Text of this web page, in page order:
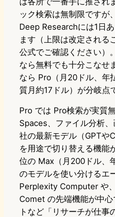
ック検索は無制限ですが
Deep Researchには1日
ます（上限は改定される
公式でご確認ください）
なら無料でも十分こなせ
なら Pro（月20ドル、年
質月約17ドル）が分岐点
Pro では Pro検索が実質
Spaces、ファイル分析
社の最新モデル（GPTや
を用途で切り替える機能
位の Max（月200ドル、
のモデルを使い分けるエ
Perplexity Computer や
Comet の先端機能が中
トなど「リサーチが仕事